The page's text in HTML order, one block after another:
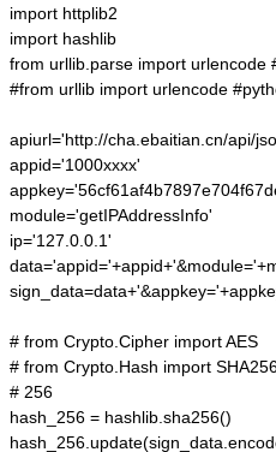
import httplib2
import hashlib
from urllib.parse import urlencode
#from urllib import urlencode
apiurl='http://cha.ebaitian.cn/api/
appid='1000xxxx'
module='getIPAddressInfo'
ip='127.0.0.1'
# from Crypto.Cipher import AES
# from Crypto.Hash import
# 256
hash_256 = hashlib.sha256()